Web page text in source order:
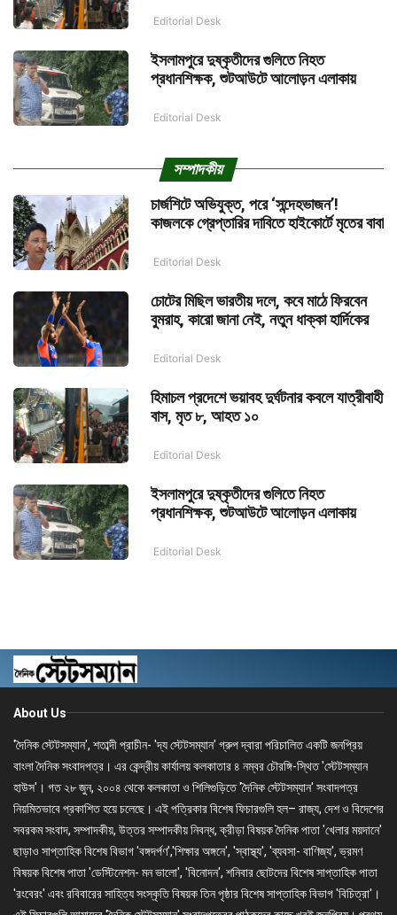
Editorial Desk
ইসলামপুরে দুষ্কৃতীদের গুলিতে নিহত
প্রধানশিক্ষক, শুটআউটে আলোড়ন এলাকায়
Editorial Desk
সম্পাদকীয়
চার্জশিটে অভিযুক্ত, পরে ‘সন্দেহভাজন’!
কাজলকে গ্রেপ্তারির দাবিতে হাইকোর্টে মৃতের বাবা
Editorial Desk
চোটের মিছিল ভারতীয় দলে, কবে মাঠে ফিরবেন
বুমরাহ, কারো জানা নেই, নতুন ধাক্কা হার্দিকের
Editorial Desk
হিমাচল প্রদেশে ভয়াবহ দুর্ঘটনার কবলে যাত্রীবাহী
বাস, মৃত ৮, আহত ১০
Editorial Desk
ইসলামপুরে দুষ্কৃতীদের গুলিতে নিহত
প্রধানশিক্ষক, শুটআউটে আলোড়ন এলাকায়
Editorial Desk
About Us
'দৈনিক স্টেটসম্যান', শতাব্দী প্রাচীন- 'দ্য স্টেটসম্যান' গ্রুপ দ্বারা পরিচালিত একটি জনপ্রিয়
বাংলা দৈনিক সংবাদপত্র। এর কেন্দ্রীয় কার্যালয় কলকাতার ৪ নম্বর চৌরঙ্গি-স্থিত 'স্টেটসম্যান
হাউস'। গত ২৮ জুন, ২০০৪ থেকে কলকাতা ও শিলিগুড়িতে 'দৈনিক স্টেটসম্যান' সংবাদপত্র
নিয়মিতভাবে প্রকাশিত হয়ে চলেছে। এই পত্রিকার বিশেষ ফিচারগুলি হল– রাজ্য, দেশ ও বিদেশের
সবরকম সংবাদ, সম্পাদকীয়, উত্তর সম্পাদকীয় নিবন্ধ, ক্রীড়া বিষয়ক দৈনিক পাতা 'খেলার ময়দানে'
ছাড়াও সাপ্তাহিক বিশেষ বিভাগ 'বঙ্গদর্পণ','শিক্ষার অঙ্গনে', 'স্বাস্থ্য', 'ব্যবসা- বাণিজ্য', ভ্রমণ
বিষয়ক বিশেষ পাতা 'ডেস্টিনেশন- মন ভালো', 'বিনোদন', শনিবার ছোটদের বিশেষ সাপ্তাহিক পাতা
'রংবেরং' এবং রবিবারের সাহিত্য সংস্কৃতি বিষয়ক তিন পৃষ্ঠার বিশেষ সাপ্তাহিক বিভাগ 'বিচিত্রা'।